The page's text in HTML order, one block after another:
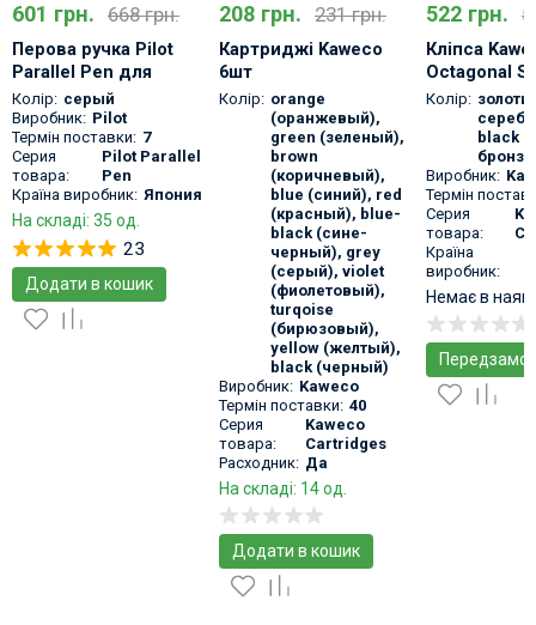
601 грн. 668 грн.
Перова ручка Pilot
Parallel Pen для
каліграфії з плоским
пером
Колір: серый
Виробник: Pilot
Термін поставки: 7
Серия
товара:
Pilot Parallel
Pen
Країна виробник: Япония
На складі: 35 од.
23
Додати в кошик
208 грн. 231 грн.
Картриджі Kaweco
6шт
Інтернаціональний
стандарт для
пір'яних ручок
Колір: orange
(оранжевый),
green (зеленый),
brown
(коричневый),
blue (синий), red
(красный), blue-
black (сине-
черный), grey
(серый), violet
(фиолетовый),
turqoise
(бирюзовый),
yellow (желтый),
black (черный)
Виробник: Kaweco
Термін поставки: 40
Серия
товара:
Kaweco
Cartridges
Расходник: Да
На складі: 14 од.
Додати в кошик
522 грн.
Кліпса
Octagonal
для ручки
Колір:
black
бронза
Виробник:
Термін
Серия
товара:
Країна
виробник:
Немає в